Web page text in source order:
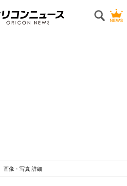
画像・写真 詳細